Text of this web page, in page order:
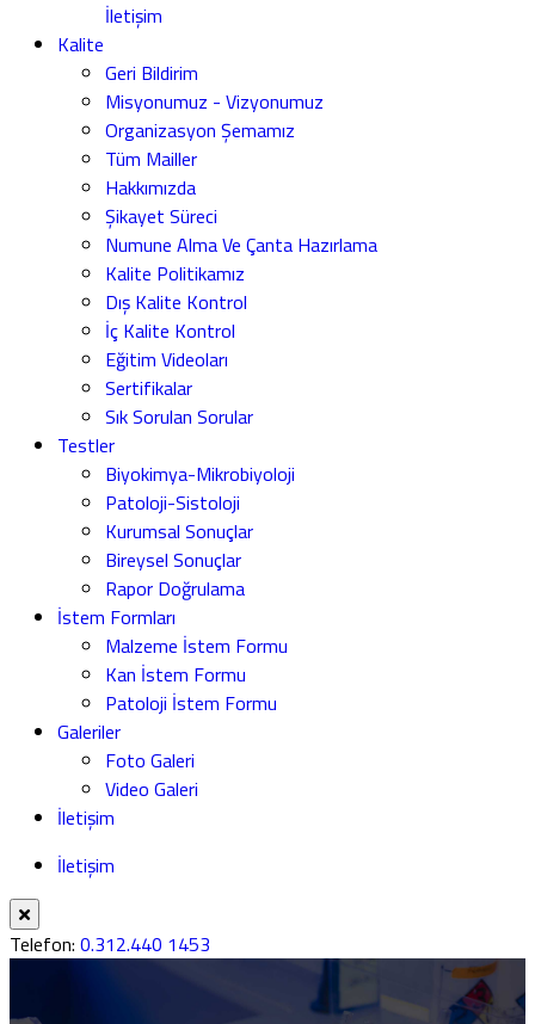
İletişim
Kalite
Geri Bildirim
Misyonumuz - Vizyonumuz
Organizasyon Şemamız
Tüm Mailler
Hakkımızda
Şikayet Süreci
Numune Alma Ve Çanta Hazırlama
Kalite Politikamız
Dış Kalite Kontrol
İç Kalite Kontrol
Eğitim Videoları
Sertifikalar
Sık Sorulan Sorular
Testler
Biyokimya-Mikrobiyoloji
Patoloji-Sistoloji
Kurumsal Sonuçlar
Bireysel Sonuçlar
Rapor Doğrulama
İstem Formları
Malzeme İstem Formu
Kan İstem Formu
Patoloji İstem Formu
Galeriler
Foto Galeri
Video Galeri
İletişim
İletişim
Telefon: 0.312.440 1453